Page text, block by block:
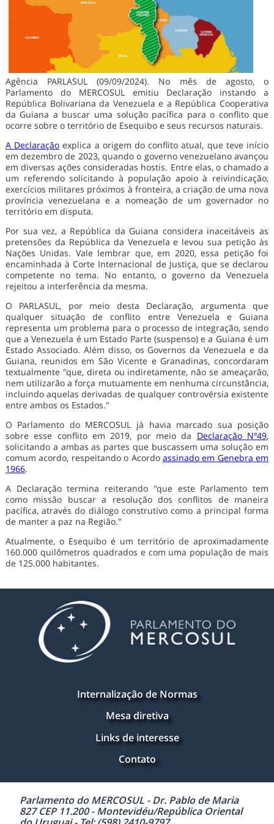
Agência PARLASUL (09/09/2024). No mês de agosto, o
Parlamento do MERCOSUL emitiu Declaração instando a
República Bolivariana da Venezuela e a República Cooperativa
da Guiana a buscar uma solução pacífica para o conflito que
ocorre sobre o território de Esequibo e seus recursos naturais.
A Declaração explica a origem do conflito atual, que teve início
em dezembro de 2023, quando o governo venezuelano avançou
em diversas ações consideradas hostis. Entre elas, o chamado a
um referendo solicitando à população apoio à reivindicação,
exercícios militares próximos à fronteira, a criação de uma nova
província venezuelana e a nomeação de um governador no
território em disputa.
Por sua vez, a República da Guiana considera inaceitáveis as
pretensões da República da Venezuela e levou sua petição às
Nações Unidas. Vale lembrar que, em 2020, essa petição foi
encaminhada à Corte Internacional de Justiça, que se declarou
competente no tema. No entanto, o governo da Venezuela
rejeitou a interferência da mesma.
O PARLASUL, por meio desta Declaração, argumenta que
qualquer situação de conflito entre Venezuela e Guiana
representa um problema para o processo de integração, sendo
que a Venezuela é um Estado Parte (suspenso) e a Guiana é um
Estado Associado. Além disso, os Governos da Venezuela e da
Guiana, reunidos em São Vicente e Granadinas, concordaram
textualmente "que, direta ou indiretamente, não se ameaçarão,
nem utilizarão a força mutuamente em nenhuma circunstância,
incluindo aquelas derivadas de qualquer controvérsia existente
entre ambos os Estados."
O Parlamento do MERCOSUL já havia marcado sua posição
sobre esse conflito em 2019, por meio da Declaração Nº49,
solicitando a ambas as partes que buscassem uma solução em
comum acordo, respeitando o Acordo assinado em Genebra em
1966.
A Declaração termina reiterando "que este Parlamento tem
como missão buscar a resolução dos conflitos de maneira
pacífica, através do diálogo construtivo como a principal forma
de manter a paz na Região."
Atualmente, o Esequibo é um território de aproximadamente
160.000 quilômetros quadrados e com uma população de mais
de 125.000 habitantes.
Internalização de Normas
Mesa diretiva
Links de interesse
Contato
Parlamento do MERCOSUL - Dr. Pablo de Maria
827 CEP 11.200 - Montevidéu/República Oriental